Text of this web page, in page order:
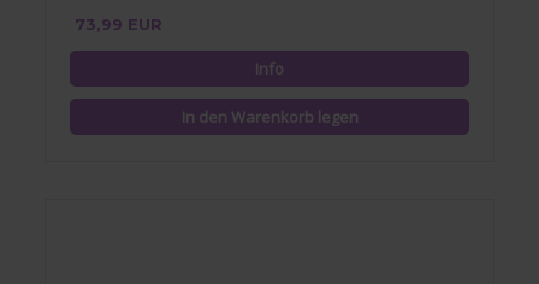
73,99 EUR